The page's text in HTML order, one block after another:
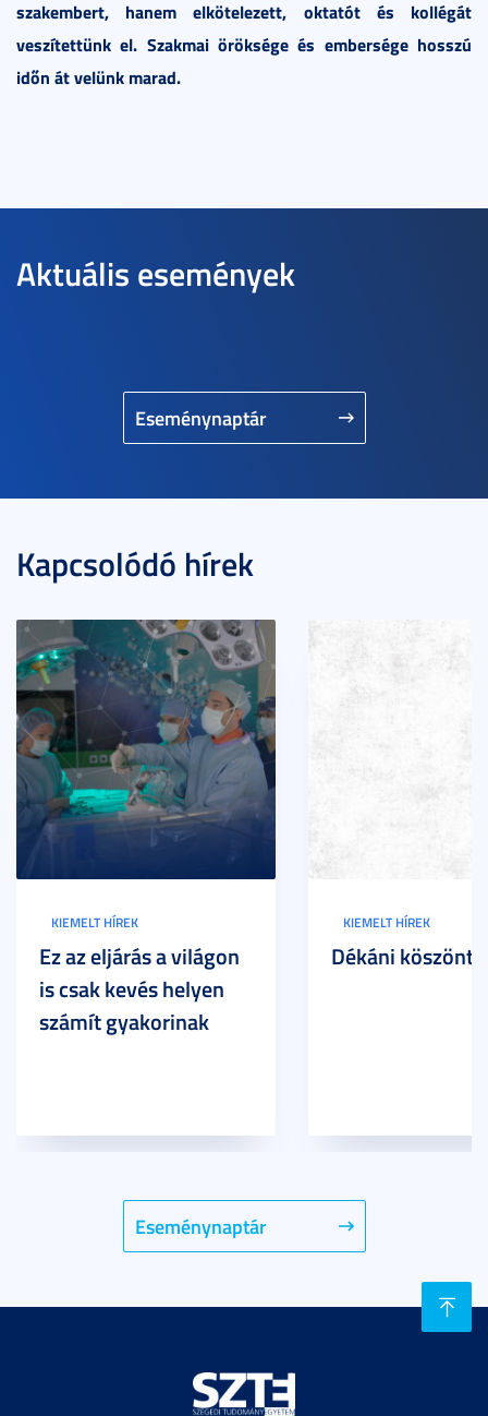
szakembert, hanem elkötelezett, oktatót és kollégát
veszítettünk el. Szakmai öröksége és embersége hosszú
időn át velünk marad.
Aktuális események
Eseménynaptár
Kapcsolódó hírek
Eseménynaptár
KIEMELT HÍREK
Ez az eljárás a világon
is csak kevés helyen
számít gyakorinak
KIEMELT HÍREK
Dékáni köszöntő